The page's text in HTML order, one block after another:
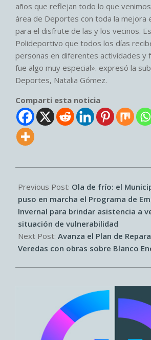
años que reflejan todo lo que
área de Deportes con toda la mejora
para el disfrute de las y los vecinos.
Polideportivo que todos los días
personas en diferentes actividades y
fue algo muy especial». expresó la
Deportes, Natalia Gómez.
Comparti esta noticia
07-
05
Previous Post: Ola de frío: el
puso en marcha el Programa de
Invernal para brindar asistencia a
situación de vulnerabilidad
Next Post: Avanza el Plan de
Veredas con obras sobre Blanco